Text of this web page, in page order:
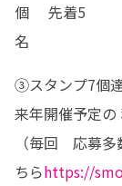
個　 先着5
③スタンプ7個
来年開催予定
（毎回　応募
ちらhttps://